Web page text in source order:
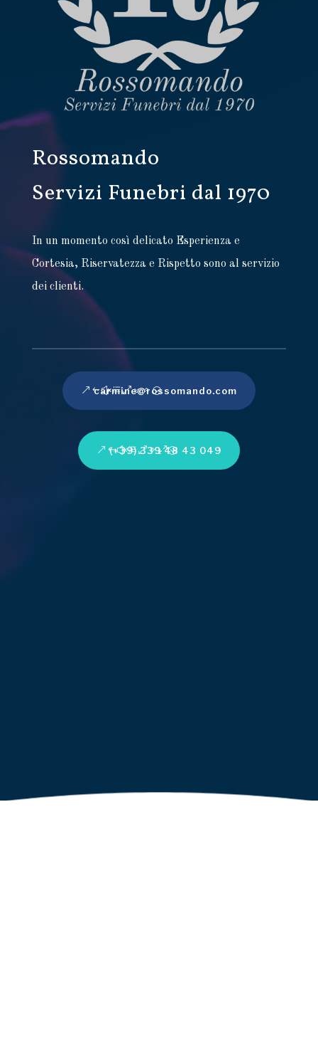
Rossomando
Servizi Funebri dal 1970
In un momento così delicato Esperienza e
Cortesia, Riservatezza e Rispetto sono al servizio
dei clienti.
carmine@rossomando.com
(+39) 339 48 43 049